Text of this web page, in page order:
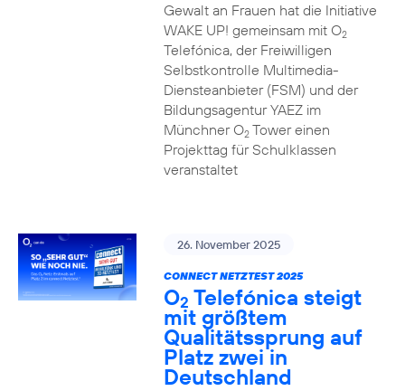
Gewalt an Frauen hat die Initiative
WAKE UP! gemeinsam mit O2
Telefónica, der Freiwilligen
Selbstkontrolle Multimedia-
Diensteanbieter (FSM) und der
Bildungsagentur YAEZ im
Münchner O2Tower einen
Projekttag für Schulklassen
veranstaltet
26. November 2025
CONNECT NETZTEST 2025
O2 Telefónica steigt
mit größtem
Qualitätssprung auf
Platz zwei in
Deutschland